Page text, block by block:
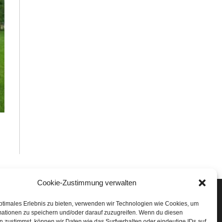
Cookie-Zustimmung verwalten
Erlebnis zu bieten, verwenden wir Technologien wie Cookies, um
zu speichern und/oder darauf zuzugreifen. Wenn du diesen
Run